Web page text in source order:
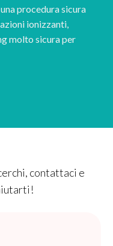
procedura sicura
ionizzanti,
molto sicura per
contattaci e